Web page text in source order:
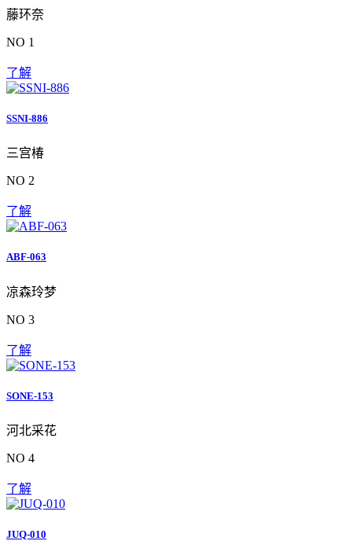
藤环奈
NO 1
了解
SSNI-886
三宫椿
NO 2
了解
ABF-063
凉森玲梦
NO 3
了解
SONE-153
河北采花
NO 4
了解
JUQ-010